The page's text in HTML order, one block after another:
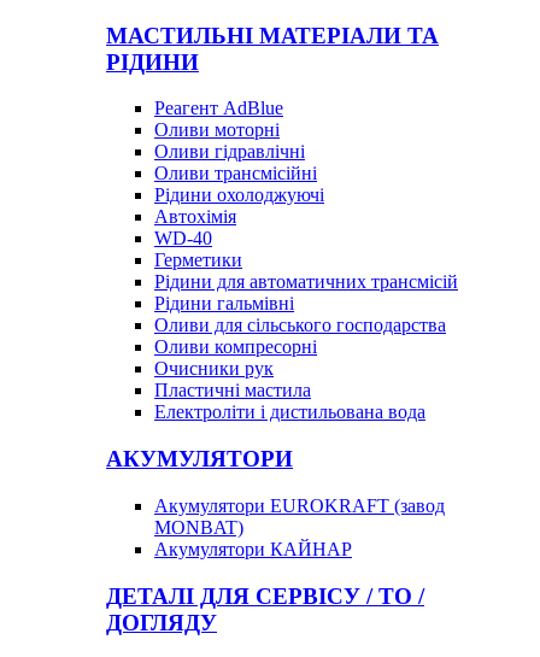
МАСТИЛЬНІ МАТЕРІАЛИ ТА
РІДИНИ
Реагент AdBlue
Оливи моторні
Оливи гідравлічні
Оливи трансмісійні
Рідини охолоджуючі
Автохімія
WD-40
Герметики
Рідини для автоматичних трансмісій
Рідини гальмівні
Оливи для сільського господарства
Оливи компресорні
Очисники рук
Пластичні мастила
Електроліти і дистильована вода
АКУМУЛЯТОРИ
Акумулятори EUROKRAFT (завод
MONBAT)
Акумулятори КАЙНАР
ДЕТАЛІ ДЛЯ СЕРВІСУ / ТО /
ДОГЛЯДУ